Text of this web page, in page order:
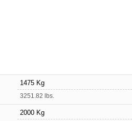
1475 Kg
3251.82 lbs.
2000 Kg